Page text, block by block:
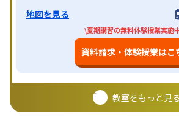
地図を見る
\夏期講習の無料体験授業実施
資料請求・体験授業はこ
教室をもっと見る